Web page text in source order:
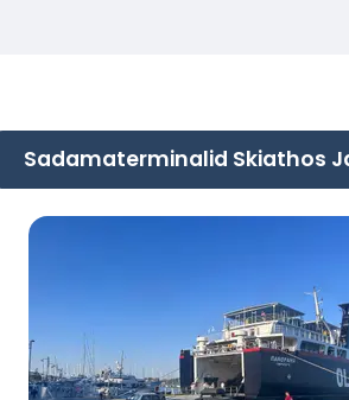
Sadamaterminalid Skiathos